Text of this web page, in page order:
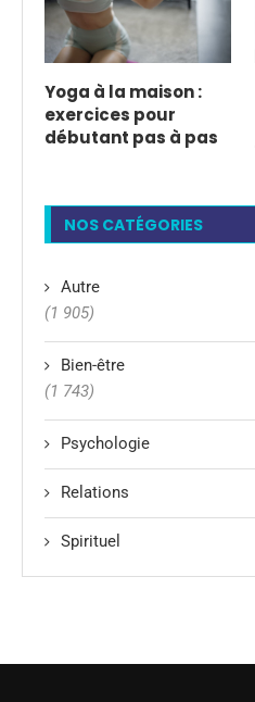
Yoga à la maison :
exercices pour
débutant pas à pas
NOS CATÉGORIES
Autre
(1 905)
Bien-être
(1 743)
Psychologie
Relations
Spirituel